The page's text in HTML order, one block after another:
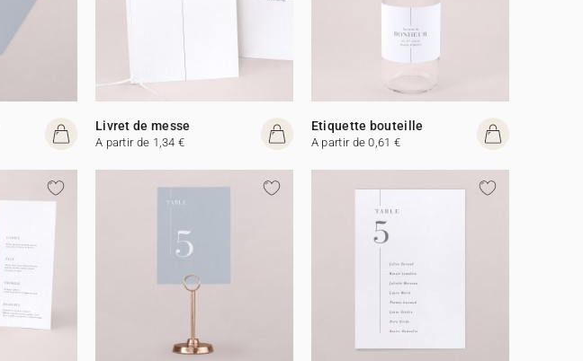
Livret de messe
A partir de 1,34 €
Etiquette bouteille
A partir de 0,61 €